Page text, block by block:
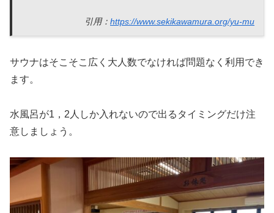
引用： https://www.sekikawamura.org/yu-mu
サウナはそこそこ広く大人数でなければ問題なく利用でき
ます。
水風呂が1，2人しか入れないので出るタイミングだけ注
意しましょう。